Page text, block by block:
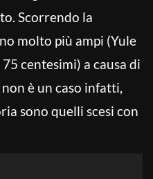
Scorrendo la
molto più ampi (Yule
centesimi) a causa di
è un caso infatti,
sono quelli scesi con